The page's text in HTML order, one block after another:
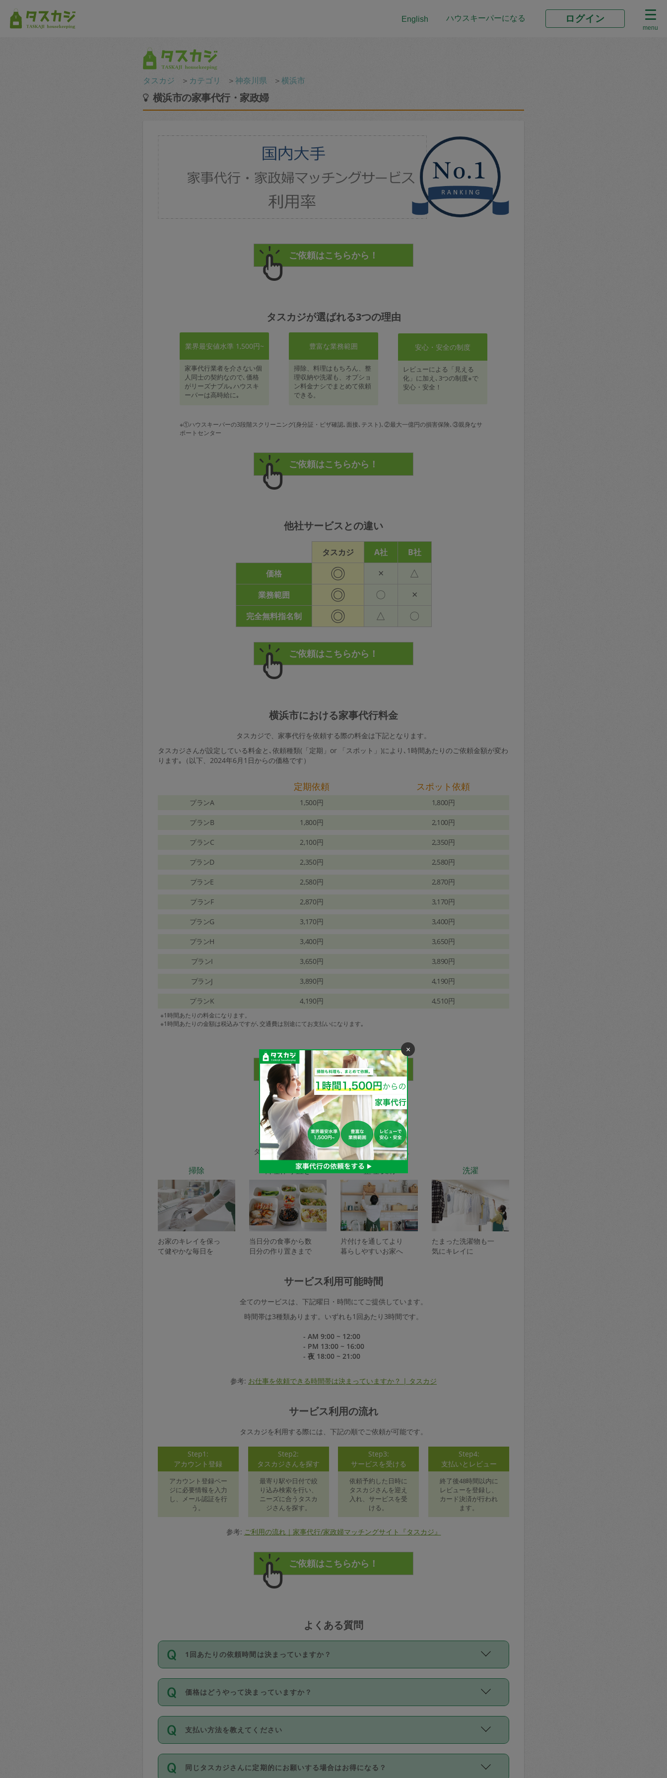
English ハウスキーパーになる ログイン
menu
タスカジ ＞ カテゴリ ＞神奈川県 ＞横浜市
横浜市の家事代行・家政婦
タスカジが選ばれる3つの理由
業界最安値水準 1,500円~
家事代行業者を介さない個
人同士の契約なので､価格
がリーズナブル｡ハウスキ
ーパーは高時給に｡
豊富な業務範囲
掃除、料理はもちろん、整
理収納や洗濯も、オプショ
ン料金ナシでまとめて依頼
できる。
安心・安全の制度
レビューによる「見える
化」に加え､3つの制度※で
安心・安全！
※①ハウスキーパーの3段階スクリーニング(身分証・ビザ確認､面接､テスト)､②最大一億円の損害保険､③親身なサ
ポートセンター
他社サービスとの違い
タスカジ A社
B社
価格
◎ × △
業務範囲 ◎ 〇 ×
完全無料指名制 ◎ △ 〇
横浜市における家事代行料金
タスカジで、家事代行を依頼する際の料金は下記となります。
タスカジさんが設定している料金と､依頼種類(「定期」or 「スポット」)により､1時間あたりのご依頼金額が変わ
ります｡（以下、2024年6月1日からの価格です）
定期依頼 スポット依頼
プランA 1,500円 1,800円
プランB 1,800円 2,100円
プランC 2,100円 2,350円
プランD 2,350円 2,580円
プランE 2,580円 2,870円
プランF 2,870円 3,170円
プランG 3,170円 3,400円
プランH 3,400円 3,650円
プランI 3,650円 3,890円
プランJ 3,890円 4,190円
プランK 4,190円 4,510円
※1時間あたりの料金になります。
※1時間あたりの金額は税込みですが､交通費は別途にてお支払いになります｡
家事代行サービスの種類
タスカジで依頼できるサービスは下記となります。
掃除
お家のキレイを保っ
て健やかな毎日を
料理作り置き
当日分の食事から数
日分の作り置きまで
整理収納
片付けを通してより
暮らしやすいお家へ
洗濯
たまった洗濯物も一
気にキレイに
サービス利用可能時間
全てのサービスは、下記曜日・時間にてご提供しています。
時間帯は3種類あります。いずれも1回あたり3時間です。
- AM 9:00 ~ 12:00
- PM 13:00 ~ 16:00
- 夜 18:00 ~ 21:00
参考: お仕事を依頼できる時間帯は決まっていますか？ | タスカジ
サービス利用の流れ
タスカジを利用する際には、下記の順でご依頼が可能です。
Step1:
アカウント登録
アカウント登録ペー
ジに必要情報を入力
し、メール認証を行
う。
Step2:
タスカジさんを探す
最寄り駅や日付で絞
り込み検索を行い、
ニーズに合うタスカ
ジさんを探す。
Step3:
サービスを受ける
依頼予約した日時に
タスカジさんを迎え
入れ、サービスを受
ける。
Step4:
支払いとレビュー
終了後48時間以内に
レビューを登録し、
カード決済が行われ
ます。
参考: ご利用の流れ｜家事代行/家政婦マッチングサイト『タスカジ』
よくある質問
1回あたりの依頼時間は決まっていますか？
依頼1回につき3時間固定です。3時間を超えて依頼したい場合は、延長機能をご利用くださ
い。機能をご利用いただくには、タスカジさんに事前に相談し、合意の上事前申請すること
が必要です。なお、3時間を下回っても、値引き等はございません。
価格はどうやって決まっていますか？
11種類の価格帯の中からタスカジさん自身が価格を選んで設定しています。
タスカジさんの価格設定には最初は制限があり、レビュー件数、レビューの平均値、などで
除々に設定可能な最高額が上がっていく仕組みになっています。
支払い方法を教えてください
お支払方法はクレジットカード（Visa／Master／JCB／AMERICAN EXPRESS／Diners
Club）のみとなります。
同じタスカジさんに定期的にお願いする場合はお得になる？
×